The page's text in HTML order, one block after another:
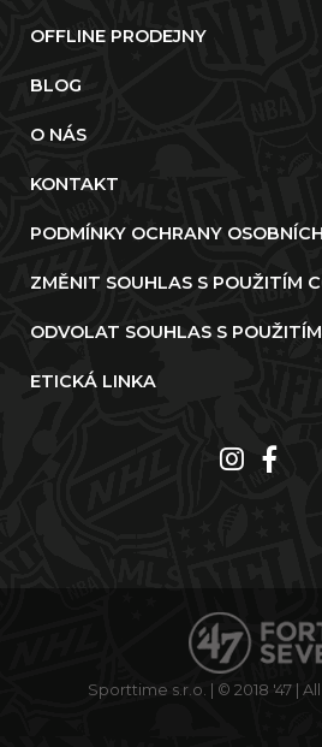
OFFLINE PRODEJNY
BLOG
O NÁS
KONTAKT
PODMÍNKY OCHRANY
ZMĚNIT SOUHLAS S POUŽITÍM
ODVOLAT SOUHLAS S
ETICKÁ LINKA
Sporttime s.r.o. | © 2018 '47 |